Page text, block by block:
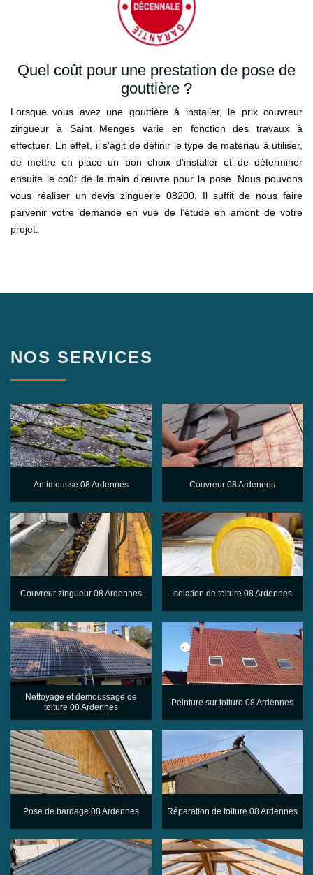
Quel coût pour une prestation de pose de
gouttière ?
Lorsque vous avez une gouttière à installer, le prix couvreur
zingueur à Saint Menges varie en fonction des travaux à
effectuer. En effet, il s’agit de définir le type de matériau à utiliser,
de mettre en place un bon choix d’installer et de déterminer
ensuite le coût de la main d’œuvre pour la pose. Nous pouvons
vous réaliser un devis zinguerie 08200. Il suffit de nous faire
parvenir votre demande en vue de l’étude en amont de votre
projet.
NOS SERVICES
Antimousse 08 Ardennes Couvreur 08 Ardennes
Couvreur zingueur 08 Ardennes Isolation de toiture 08 Ardennes
Nettoyage et demoussage de
toiture 08 Ardennes
Peinture sur toiture 08 Ardennes
Pose de bardage 08 Ardennes Réparation de toiture 08 Ardennes